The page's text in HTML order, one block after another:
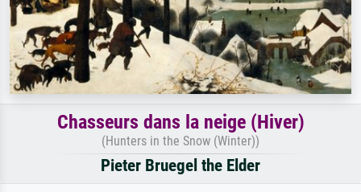
Chasseurs dans la neige (Hiver)
(Hunters in the Snow (Winter))
Pieter Bruegel the Elder